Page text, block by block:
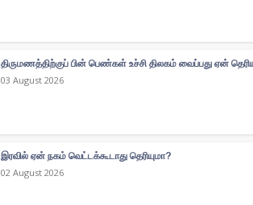
திருமணத்திற்குப் பின் பெண்கள் உச்சி திலகம் வைப்பது ஏன்
03 August 2026
இரவில் ஏன் நகம் வெட்டக்கூடாது தெரியுமா?
02 August 2026